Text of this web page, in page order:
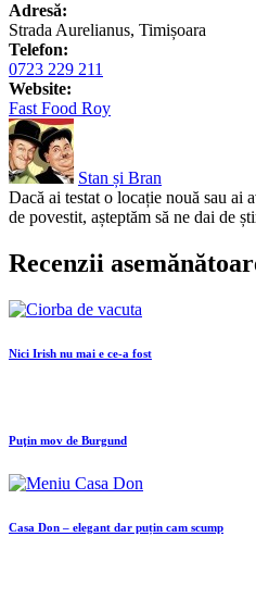
Adresă:
Strada Aurelianus, Timișoara
Telefon:
0723 229 211
Website:
Fast Food Roy
Stan și Bran
Dacă ai testat o locație nouă sau ai
de povestit, așteptăm să ne dai de
Recenzii
Nici Irish nu mai e ce-a fost
Puţin mov de Burgund
Casa Don – elegant dar puțin cam scump